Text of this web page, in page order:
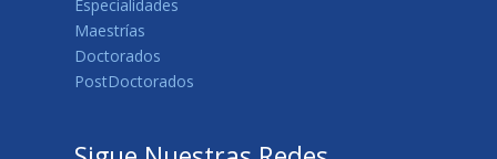
Especialidades
Maestrías
Doctorados
PostDoctorados